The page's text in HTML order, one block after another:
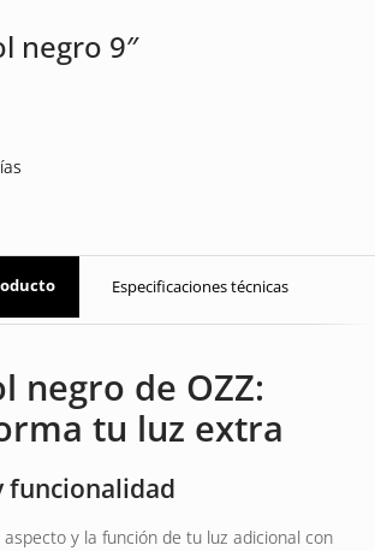
negro 9″
Especificaciones técnicas
negro de OZZ:
tu luz extra
funcionalidad
y la función de tu luz adicional con